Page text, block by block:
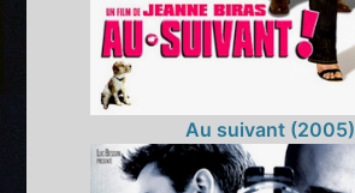
Au suivant (2005)